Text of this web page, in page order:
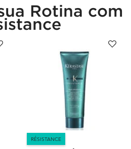
Rotina com
RÉSISTANCE